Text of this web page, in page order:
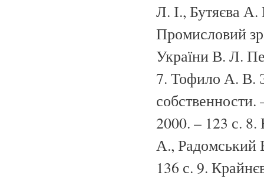
Л. І., Бутяєва
Промисловий
України В. Л.
7. Тофило А. В.
2000. – 123 с.
А., Радомський
136 с. 9.